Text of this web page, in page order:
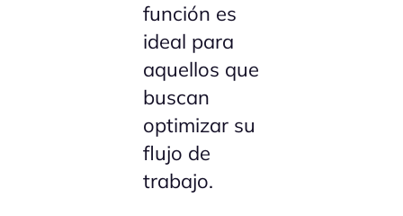
función es
ideal para
aquellos que
buscan
optimizar su
flujo de
trabajo.